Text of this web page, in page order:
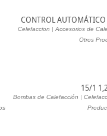
CONTROL AUTOMÁTICO
Celefaccion | Accesorios de
Otros
15/1
Bombas de Calefacción |